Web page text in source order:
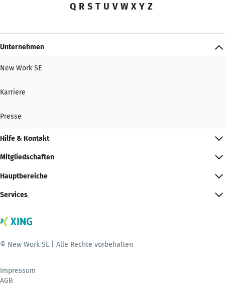
Q R S T U V W X Y Z
Unternehmen
New Work SE
Karriere
Presse
Hilfe & Kontakt
Mitgliedschaften
Hauptbereiche
Services
© New Work SE | Alle Rechte vorbehalten
Impressum
AGB